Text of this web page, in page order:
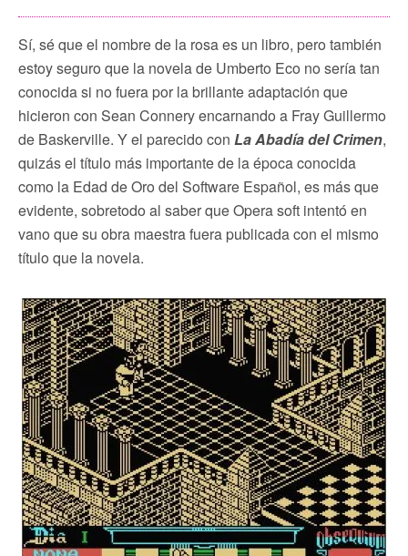
Sí, sé que el nombre de la rosa es un libro, pero también
estoy seguro que la novela de Umberto Eco no sería tan
conocida si no fuera por la brillante adaptación que
hicieron con Sean Connery encarnando a Fray Guillermo
de Baskerville. Y el parecido con La Abadía del Crimen,
quizás el título más importante de la época conocida
como la Edad de Oro del Software Español, es más que
evidente, sobretodo al saber que Opera soft intentó en
vano que su obra maestra fuera publicada con el mismo
título que la novela.